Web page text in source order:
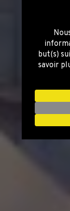
but(s)
savoir